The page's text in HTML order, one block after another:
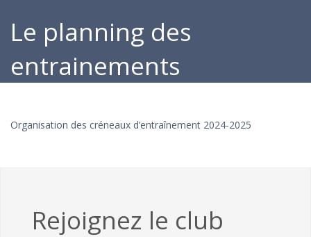
Le planning des
entrainements
Organisation des créneaux d’entraînement 2024-2025
Rejoignez le club